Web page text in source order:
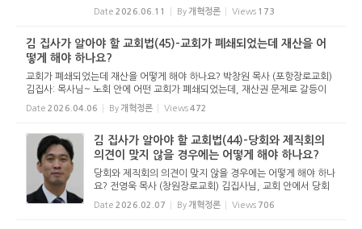
다. 기독교보와 함께 진행하는 시리즈로서 여기에 싣는 것은
기독교보의 허락을 받았습니다. 글 내용은 기독교보에 실린
Date 2026.06.11 By 개혁정론 Views 173
김 집사가 알아야 할 교회법(45)-교회가 폐쇄되었는데 재산을 어
떻게 해야 하나요?
교회가 폐쇄되었는데 재산을 어떻게 해야 하나요? 박창원 목사 (포항장로교회)
김집사: 목사님~ 노회 안에 어떤 교회가 폐쇄되었는데, 재산권 문제로 갈등이
있다고 합니다. 교회가 폐쇄되었을 때, 교회 재산은 어떻게 해야 하나요? 김목
사: 네~ 집사님~ 교회...
Date 2026.04.06 By 개혁정론 Views472
김 집사가 알아야 할 교회법(44)-당회와 제직회의
의견이 맞지 않을 경우에는 어떻게 해야 하나요?
당회와 제직회의 의견이 맞지 않을 경우에는 어떻게 해야 하나
요? 전영욱 목사 (창원장로교회) 김집사님, 교회 안에서 당회
와 제직회의 의견이 서로 맞지 않을 때 어떻게 하면 좋을까요?
가장 먼저 기억해야 할 중요한 사실은, 교회가 인간의 감정이
Date 2026.02.07 By 개혁정론 Views 706